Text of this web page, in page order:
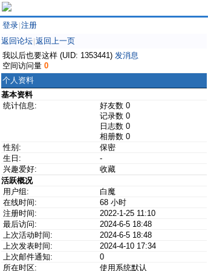
登录 注册
返回论坛 返回上一页
我以后也要这样 (UID: 1353441) 发消息
空间访问量 0
个人资料
基本资料
统计信息:
好友数 0
记录数 0
日志数 0
相册数 0
性别:
保密
生日:
-
兴趣爱好:
收藏
活跃概况
用户组:
白魔
在线时间:
68 小时
注册时间:
2022-1-25 11:10
最后访问:
2024-6-5 18:48
上次活动时间:
2024-6-5 18:48
上次发表时间:
2024-4-10 17:34
上次邮件通知:
0
所在时区:
使用系统默认